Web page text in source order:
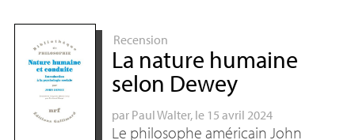
Recension
La nature humaine
selon Dewey
par Paul Walter, le 15 avril 2024
Le philosophe américain John